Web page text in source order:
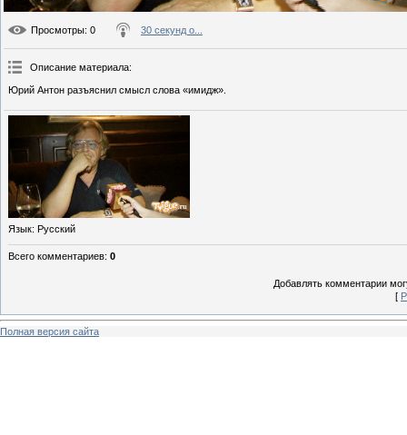
Просмотры: 0 30 секунд о...
Описание материала:
Юрий Антон разъяснил смысл слова «имидж».
Язык: Русский
Всего комментариев: 0
Добавлять комментарии
[
Полная версия сайта